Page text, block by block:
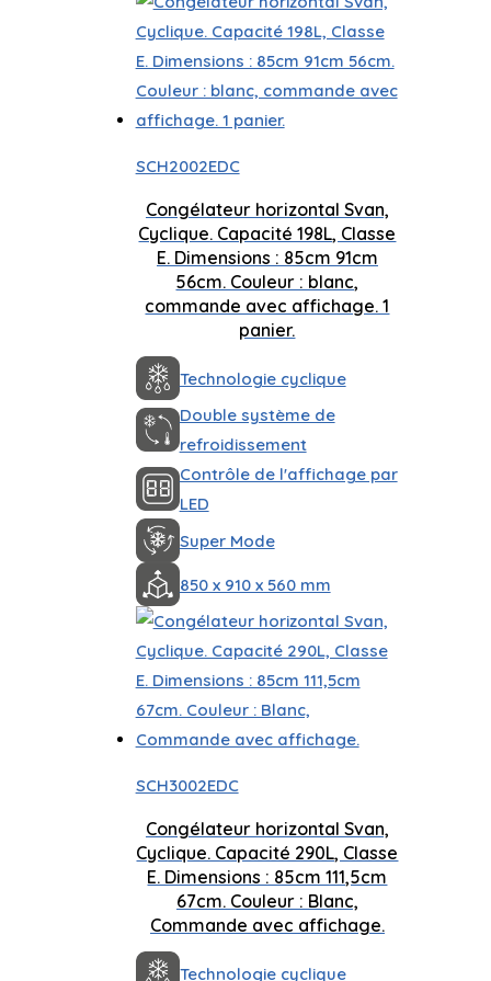
SCH2002EDC
Congélateur horizontal Svan,
Cyclique. Capacité 198L, Classe
E. Dimensions : 85cm 91cm
56cm. Couleur : blanc,
commande avec affichage. 1
panier.
Technologie cyclique
Double système de
refroidissement
Contrôle de l'affichage par
LED
Super Mode
850 x 910 x 560 mm
SCH3002EDC
Congélateur horizontal Svan,
Cyclique. Capacité 290L, Classe
E. Dimensions : 85cm 111,5cm
67cm. Couleur : Blanc,
Commande avec affichage.
Technologie cyclique